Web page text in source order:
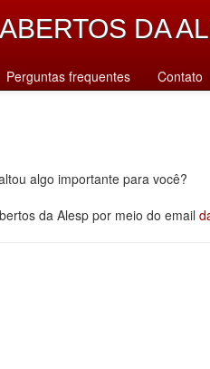
DA
Perguntas frequentes Contato
algo importante para você?
da Alesp por meio do email